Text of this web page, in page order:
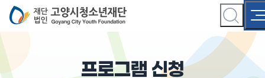
프로그램 신청